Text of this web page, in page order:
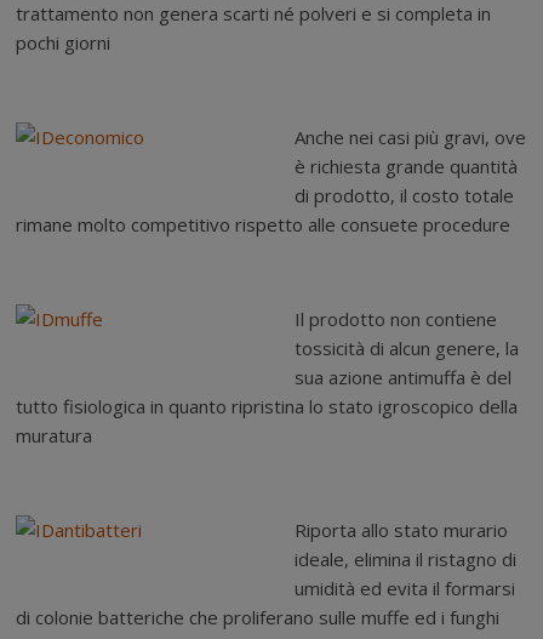
trattamento non genera scarti né polveri e si completa in
pochi giorni
Anche nei casi più gravi, ove
è richiesta grande quantità
di prodotto, il costo totale
rimane molto competitivo rispetto alle consuete procedure
Il prodotto non contiene
tossicità di alcun genere, la
sua azione antimuffa è del
tutto fisiologica in quanto ripristina lo stato igroscopico della
muratura
Riporta allo stato murario
ideale, elimina il ristagno di
umidità ed evita il formarsi
di colonie batteriche che proliferano sulle muffe ed i funghi